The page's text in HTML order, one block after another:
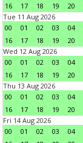
16
17 18 19 20
Tue 11 Aug 2026
00
01 02 03 04
16
17 18 19 20
Wed 12 Aug 2026
00
01 02 03 04
16
17 18 19 20
Thu 13 Aug 2026
00
01 02 03 04
16
17 18 19 20
Fri 14 Aug 2026
00
01 02 03 04